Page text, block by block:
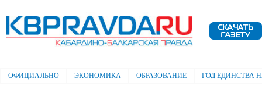
Электронная газета "Кабардино-
Балкарская правда"
Главное меню
ОФИЦИАЛЬНО ЭКОНОМИКА ОБРАЗОВАНИЕ ГОД ЕДИНСТВА